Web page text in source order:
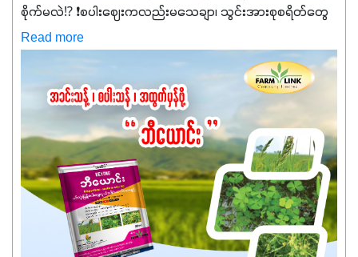
စိုက်မလဲ⁉️ ❗စပါးဈေးကလည်းမသေချာ၊ သွင်းအားစုစရိတ်တွေ
ကလည်း တက်နေတဲ့ဒီလိုအချိန်မှာ သွင်းအားစုဖိုးကို လျှော့ချပြီး
အထွက်နှုန်းကို ထိန်းထားနိုင်မှ ဦးကြီးတို့ အဆင်ပြေမှာနော် ✔️ဒါ
ကြောင့် ကိုယ်သုံးသမျှ ကိုယ့်အတွက်အကျိုးရစေမယ့်
အရည်အသွေးစိတ်ချရတဲ့ သွင်းအားစုပစ္စည်းတွေကိုပဲ ရွေးချယ်
သုံးသင့်ပါတယ်။
Read more